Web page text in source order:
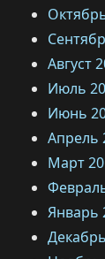
Август
Июль
Июнь
Апрель
Март
Январь